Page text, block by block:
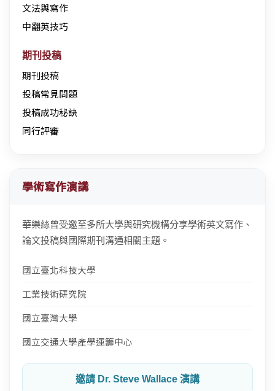
文法與寫作
中翻英技巧
期刊投稿
期刊投稿
投稿常見問題
投稿成功秘訣
同行評審
學術寫作演講
華樂絲曾受邀至多所大學與研究機構分享學術英文寫作、
論文投稿與國際期刊溝通相關主題。
國立臺北科技大學
工業技術研究院
國立臺灣大學
國立交通大學產學運籌中心
邀請 Dr. Steve Wallace 演講